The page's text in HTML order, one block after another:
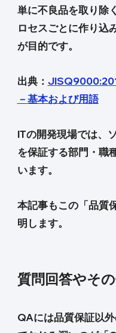
単に不良品を取り除
ロセスごとに作り込
が目的です。
出典：
－基本および用語
ITの開発現場では、
を保証する部門・職
います。
本記事もこの「品質
明します。
質問回答やそ
QAには品質保証以